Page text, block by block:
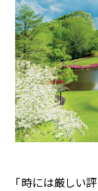
「時には厳しい